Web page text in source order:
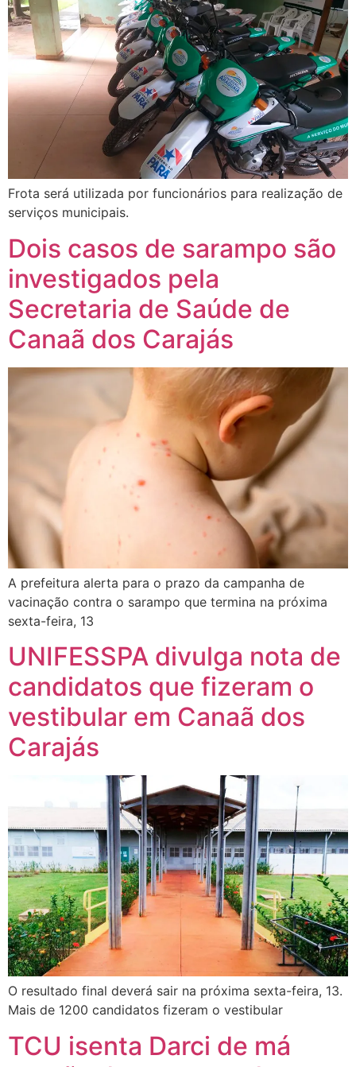
Frota será utilizada por funcionários para realização de
serviços municipais.
Dois casos de sarampo são
investigados pela
Secretaria de Saúde de
Canaã dos Carajás
A prefeitura alerta para o prazo da campanha de
vacinação contra o sarampo que termina na próxima
sexta-feira, 13
UNIFESSPA divulga nota de
candidatos que fizeram o
vestibular em Canaã dos
Carajás
O resultado final deverá sair na próxima sexta-feira, 13.
Mais de 1200 candidatos fizeram o vestibular
TCU isenta Darci de má